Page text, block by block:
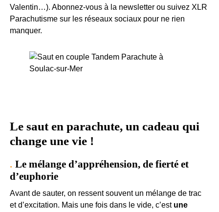
Valentin…). Abonnez-vous à la newsletter ou suivez XLR
Parachutisme sur les réseaux sociaux pour ne rien
manquer.
Le saut en parachute, un cadeau qui
change une vie !
Le mélange d’appréhension, de fierté et
d’euphorie
Avant de sauter, on ressent souvent un mélange de trac
et d’excitation. Mais une fois dans le vide, c’est une